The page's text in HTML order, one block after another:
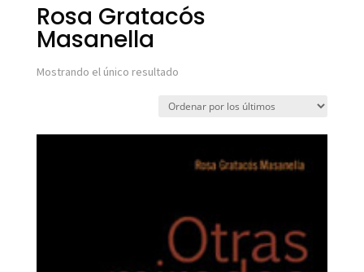
Rosa Gratacós
Masanella
Mostrando el único resultado